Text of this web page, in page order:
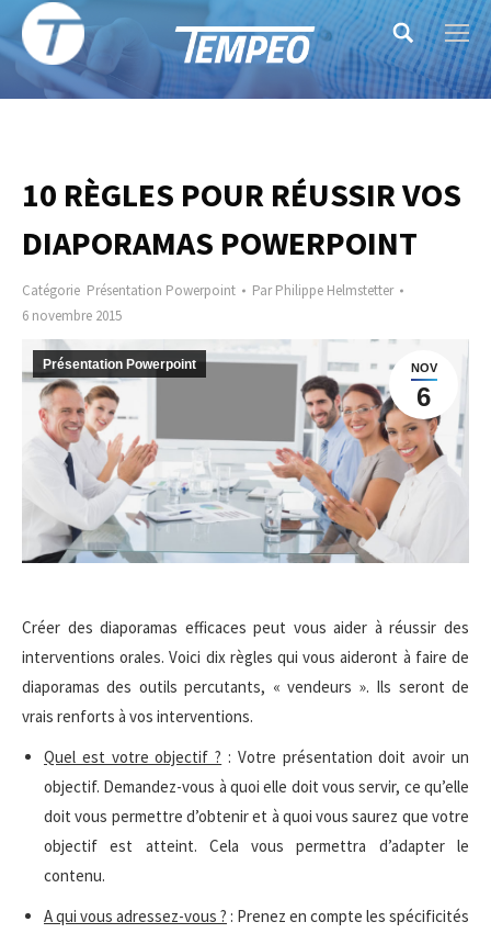
Search:
10 RÈGLES POUR RÉUSSIR VOS
DIAPORAMAS POWERPOINT
Catégorie Présentation Powerpoint ParPhilippe Helmstetter
6 novembre 2015
NOV
6
Présentation Powerpoint
Créer des diaporamas efficaces peut vous aider à réussir des
interventions orales. Voici dix règles qui vous aideront à faire de
diaporamas des outils percutants, « vendeurs ». Ils seront de
vrais renforts à vos interventions.
Quel est votre objectif ? : Votre présentation doit avoir un
objectif. Demandez-vous à quoi elle doit vous servir, ce qu’elle
doit vous permettre d’obtenir et à quoi vous saurez que votre
objectif est atteint. Cela vous permettra d’adapter le
contenu.
A qui vous adressez-vous ? : Prenez en compte les spécificités